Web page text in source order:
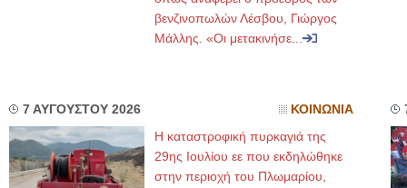
βενζινοπωλών Λέσβου, Γιώργος
Μάλλης. «Οι μετακινήσε...
7 ΑΥΓΟΥΣΤΟΥ 2026 ΚΟΙΝΩΝΙΑ
Η καταστροφική πυρκαγιά της
29ης Ιουλίου εε που εκδηλώθηκε
στην περιοχή του Πλωμαρίου,